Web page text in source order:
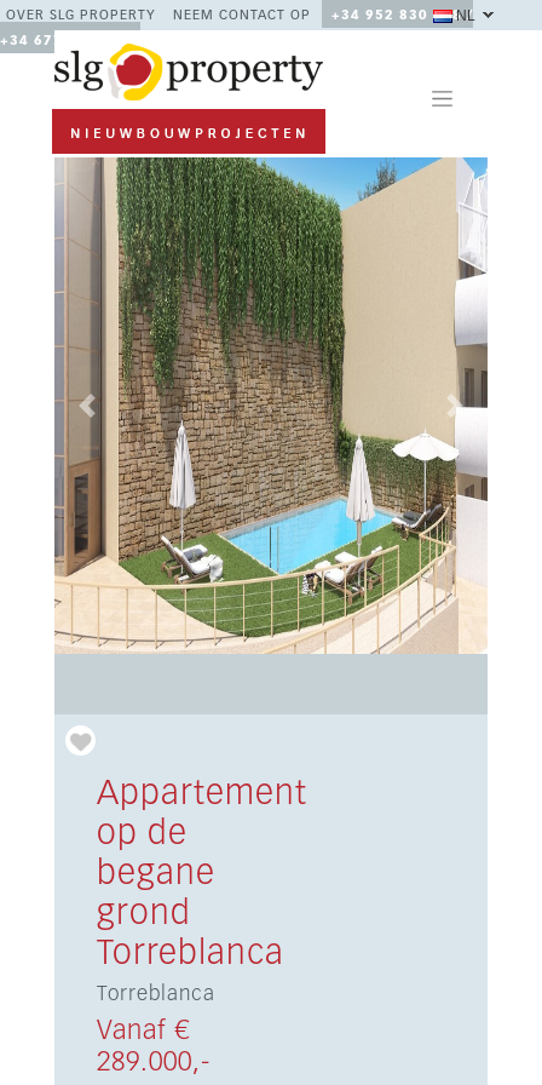
OVER SLG PROPERTY NEEM CONTACT OP
+34 952 830 378 /
+34 677 670 480
NL
Previous Next
Appartement
op de
begane
grond
Torreblanca
Torreblanca
Vanaf €
289.000,-